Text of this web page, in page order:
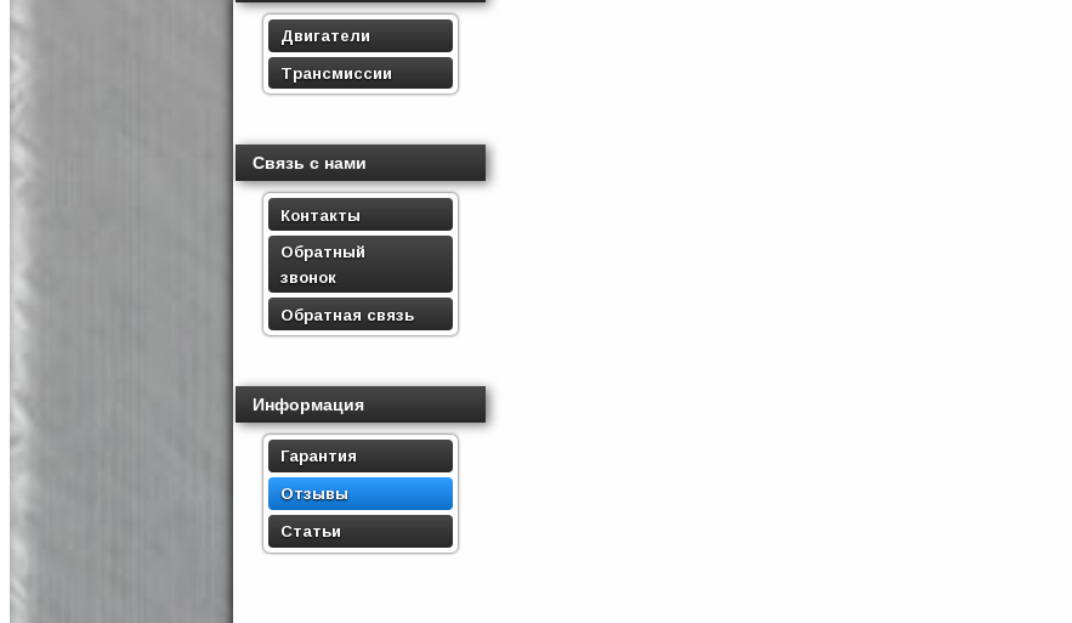
Двигатели
Трансмиссии
Связь с нами
Контакты
Обратный
звонок
Обратная связь
Информация
Гарантия
Отзывы
Статьи